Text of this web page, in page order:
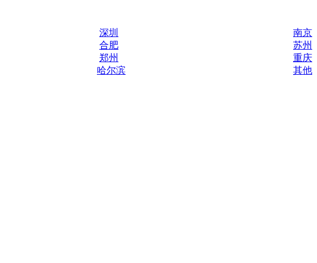
深圳
南京
合肥
苏州
郑州
重庆
哈尔滨
其他